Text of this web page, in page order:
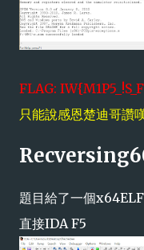
FLAG:
只能說感恩楚迪哥讚
題目給了一個x64ELF
直接IDA F5